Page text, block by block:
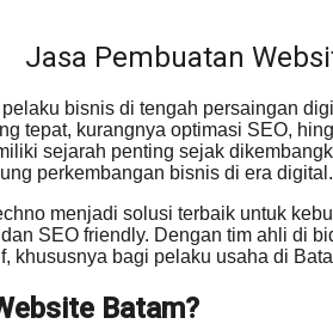
Jasa Pembuatan
bisnis di tengah persaingan
tepat, kurangnya optimasi SEO,
sejarah penting sejak
perkembangan bisnis di era digital.
menjadi solusi terbaik untuk
SEO friendly. Dengan tim ahli di
khususnya bagi pelaku usaha di
Batam?